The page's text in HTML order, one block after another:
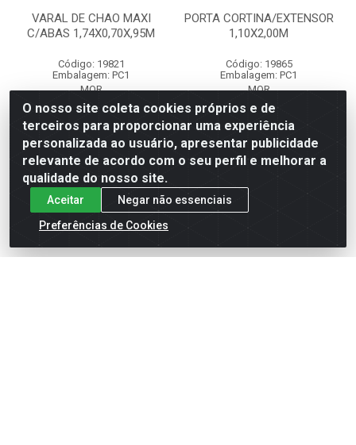
VARAL DE CHAO MAXI
C/ABAS 1,74X0,70X,95M
Código: 19821
Embalagem: PC1
MOR
Faça seu login ou
cadastre-se para
ver preços e
comprar
PORTA CORTINA/EXTENSOR
1,10X2,00M
Código: 19865
Embalagem: PC1
MOR
Faça seu login ou
cadastre-se para
ver preços e
O nosso site coleta cookies próprios e de
terceiros para proporcionar uma experiência
personalizada ao usuário, apresentar publicidade
relevante de acordo com o seu perfil e melhorar a
qualidade do nosso site.
Aceitar
Negar não essenciais
Preferências de Cookies